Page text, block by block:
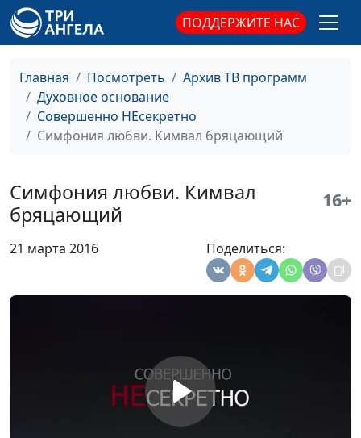
ПОДДЕРЖИТЕ НАС
Главная Посмотреть
Архив ТВ программ
Духовное основание
Совершенно НЕсекретно
Симфония любви. Кимвал бряцающий
Симфония любви. Кимвал
бряцающий
16+
21 марта 2016 Поделиться:
священнослужитель;
Артем Сорокин,
Библия и финансы.
Можно ли
христианину быть
богатым?
Андрей Юнак,
Дмитрий Булатов,
священнослужитель;
Артем Сорокин,
Симфония любви. Без
Елена Полашкова,
Андрей Костерин,
добрачным
отношениям;
Александр Сахаров,
священнослужитель,